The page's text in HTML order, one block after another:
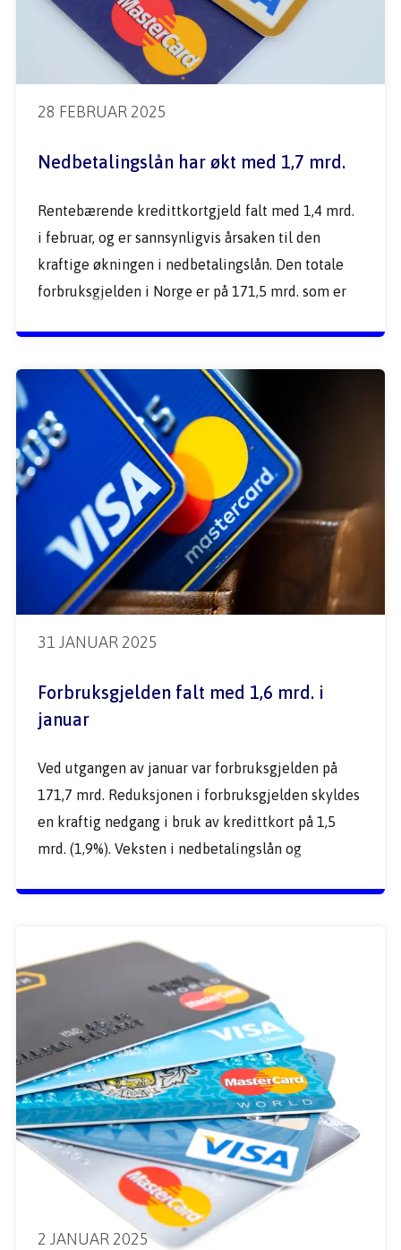
28 FEBRUAR 2025
Nedbetalingslån har økt med 1,7 mrd.
Rentebærende kredittkortgjeld falt med 1,4 mrd.
i februar, og er sannsynligvis årsaken til den
kraftige økningen i nedbetalingslån. Den totale
forbruksgjelden i Norge er på 171,5 mrd. som er
31 JANUAR 2025
Forbruksgjelden falt med 1,6 mrd. i
januar
Ved utgangen av januar var forbruksgjelden på
171,7 mrd. Reduksjonen i forbruksgjelden skyldes
en kraftig nedgang i bruk av kredittkort på 1,5
mrd. (1,9%). Veksten i nedbetalingslån og
2 JANUAR 2025